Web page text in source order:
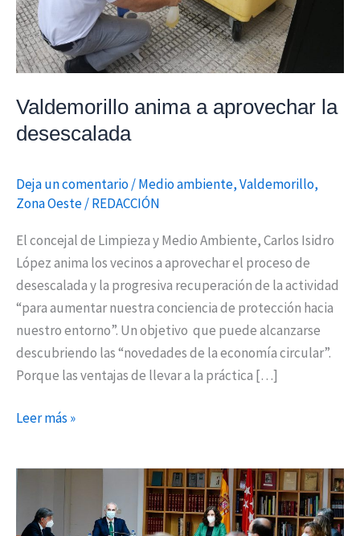
Valdemorillo anima a aprovechar la
desescalada
Deja un comentario/Medio ambiente,Valdemorillo,
Zona Oeste/REDACCIÓN
El concejal de Limpieza y Medio Ambiente, Carlos Isidro
López anima los vecinos a aprovechar el proceso de
desescalada y la progresiva recuperación de la actividad
“para aumentar nuestra conciencia de protección hacia
nuestro entorno”. Un objetivo que puede alcanzarse
descubriendo las “novedades de la economía circular”.
Porque las ventajas de llevar a la práctica […]
Leer más »
se